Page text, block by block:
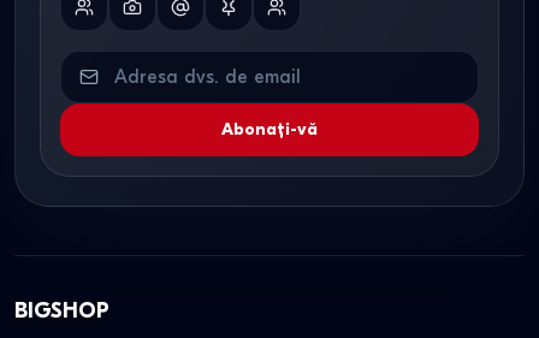
Abonați-vă
BIGSHOP